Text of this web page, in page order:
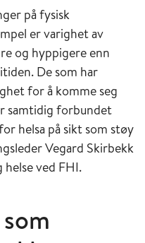
på fysisk
er varighet av
og hyppigere enn
De som har
for å komme seg
samtidig forbundet
helsa på sikt som støy
Vegard Skirbekk
ved FHI.